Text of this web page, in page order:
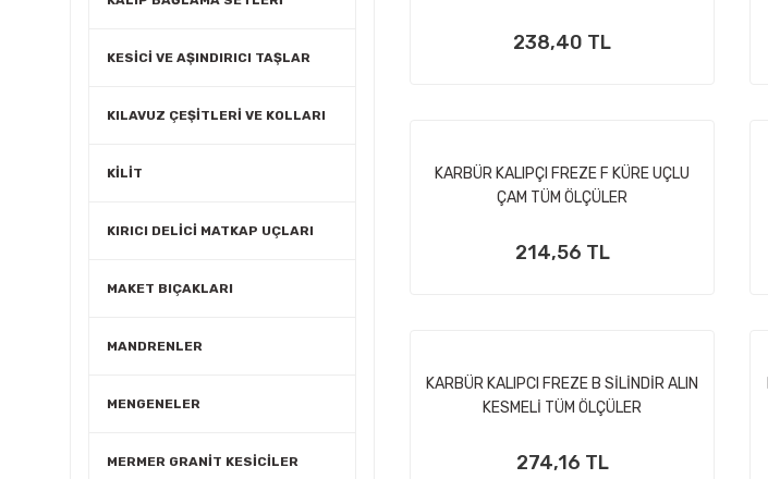
KESİCİ VE AŞINDIRICI TAŞLAR
KILAVUZ ÇEŞİTLERİ VE KOLLARI
KİLİT
KIRICI DELİCİ MATKAP UÇLARI
MAKET BIÇAKLARI
MANDRENLER
MENGENELER
MERMER GRANİT KESİCİLER
238,40 TL
KARBÜR KALIPÇI FREZE F KÜRE UÇLU
ÇAM TÜM ÖLÇÜLER
214,56 TL
KARBÜR KALIPCI FREZE B SİLİNDİR ALIN
KESMELİ TÜM ÖLÇÜLER
274,16 TL